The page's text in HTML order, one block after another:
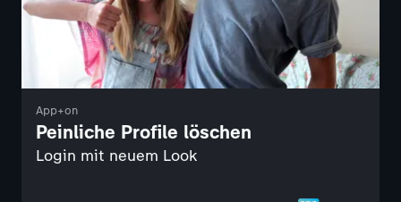
App+on
Peinliche Profile löschen
Login mit neuem Look